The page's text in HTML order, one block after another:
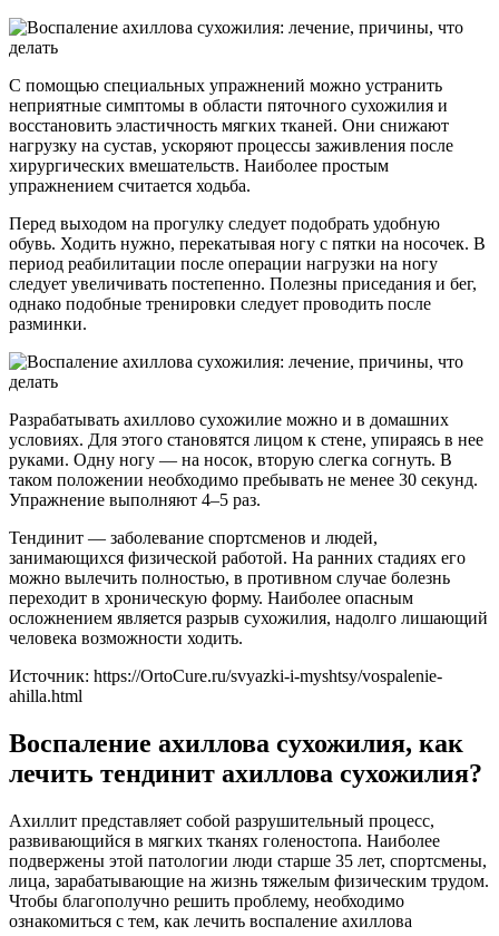
С помощью специальных упражнений можно устранить
неприятные симптомы в области пяточного сухожилия и
восстановить эластичность мягких тканей. Они снижают
нагрузку на сустав, ускоряют процессы заживления после
хирургических вмешательств. Наиболее простым
упражнением считается ходьба.
Перед выходом на прогулку следует подобрать удобную
обувь. Ходить нужно, перекатывая ногу с пятки на носочек. В
период реабилитации после операции нагрузки на ногу
следует увеличивать постепенно. Полезны приседания и бег,
однако подобные тренировки следует проводить после
разминки.
Разрабатывать ахиллово сухожилие можно и в домашних
условиях. Для этого становятся лицом к стене, упираясь в нее
руками. Одну ногу — на носок, вторую слегка согнуть. В
таком положении необходимо пребывать не менее 30 секунд.
Упражнение выполняют 4–5 раз.
Тендинит — заболевание спортсменов и людей,
занимающихся физической работой. На ранних стадиях его
можно вылечить полностью, в противном случае болезнь
переходит в хроническую форму. Наиболее опасным
осложнением является разрыв сухожилия, надолго лишающий
человека возможности ходить.
Источник: https://OrtoCure.ru/svyazki-i-myshtsy/vospalenie-
ahilla.html
Воспаление ахиллова сухожилия, как
лечить тендинит ахиллова сухожилия?
Ахиллит представляет собой разрушительный процесс,
развивающийся в мягких тканях голеностопа. Наиболее
подвержены этой патологии люди старше 35 лет, спортсмены,
лица, зарабатывающие на жизнь тяжелым физическим трудом.
Чтобы благополучно решить проблему, необходимо
ознакомиться с тем, как лечить воспаление ахиллова